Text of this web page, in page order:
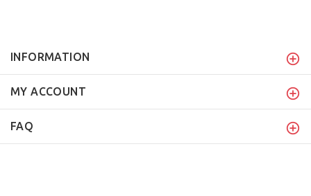
INFORMATION
MY ACCOUNT
FAQ